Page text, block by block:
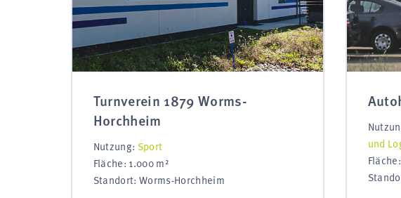
Turnverein 1879 Worms-
Horchheim
Nutzung: Sport
Fläche: 1.000 m²
Standort: Worms-Horchheim
und